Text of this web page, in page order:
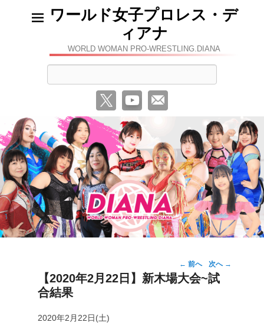
ワールド女子プロレス・デ
ィアナ
WORLD WOMAN PRO-WRESTLING.DIANA
投
稿
← 前へ 次へ →
【2020年2月22日】新木場大会~試
合結果
2020年2月22日(土)